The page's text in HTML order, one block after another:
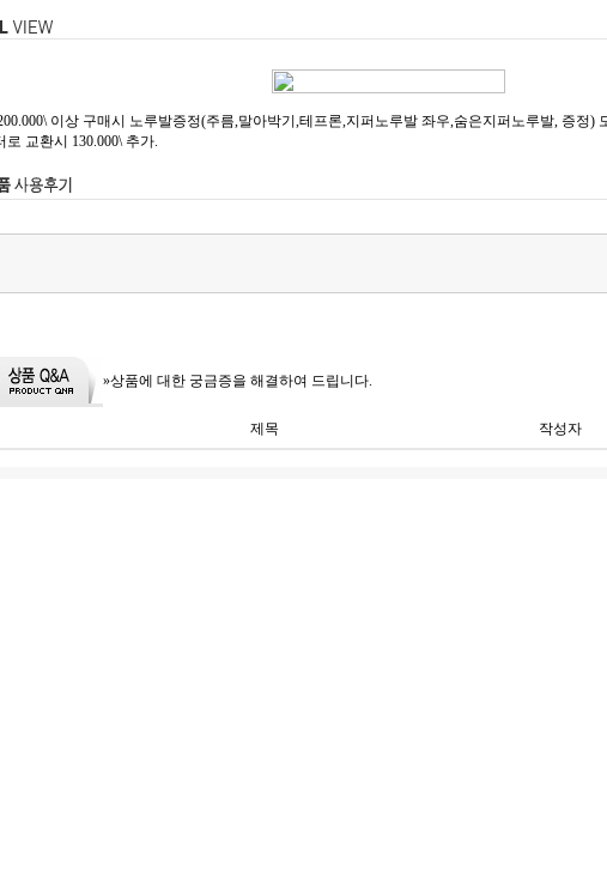
이상 구매시 노루발증정(주름,말아박기,테프론,지퍼노루발 좌우,숨은지퍼노루발, 증정)
교환시 130.000\ 추가.
»상품에 대한 궁금증을 해결하여 드립니다.
제목 작성자